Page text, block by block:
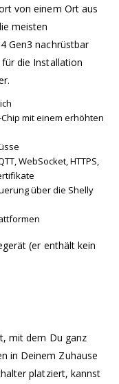
von einem Ort aus
meisten
Gen3 nachrüstbar
die Installation
Chip mit einem erhöhten
WebSocket, HTTPS,
über die Shelly
(er enthält kein
mit dem Du ganz
in Deinem Zuhause
platziert, kannst